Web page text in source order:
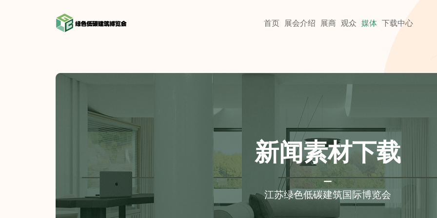
首页 展会介绍 展商 观众 媒体 下载中心
新闻素材下载
江苏绿色低碳建筑国际博览会